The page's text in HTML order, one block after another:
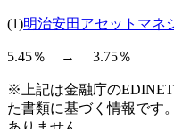
(1)明治安田アセットマネ
5.45％ → 3.75％
※上記は金融庁の
た書類に基づく情報です